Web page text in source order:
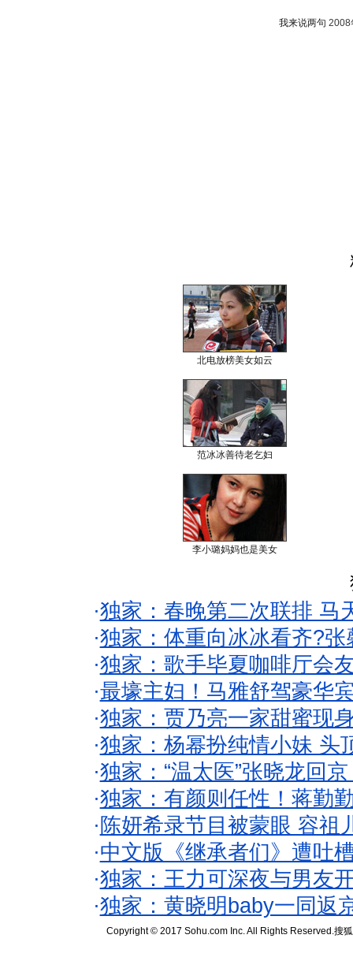
我来说两句 2008
北电放榜美女如云
范冰冰善待老乞妇
李小璐妈妈也是美女
·独家：春晚第二次联排 马
·独家：体重向冰冰看齐?
·独家：歌手毕夏咖啡厅会
·最壕主妇！马雅舒驾豪华
·独家：贾乃亮一家甜蜜现
·独家：杨幂扮纯情小妹 头
·独家：“温太医”张晓龙回
·独家：有颜则任性！蒋勤
· 陈妍希录节目被蒙眼 容祖
·中文版《继承者们》遭吐
·独家：王力可深夜与男友
·独家：黄晓明baby一同返
Copyright © 2017 Sohu.com Inc. All Rights Reserved.搜